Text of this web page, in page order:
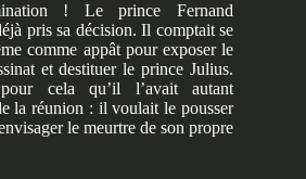
! Le prince Fernand
pris sa décision. Il comptait se
comme appât pour exposer le
et destituer le prince Julius.
cela qu’il l’avait autant
la réunion : il voulait le pousser
le meurtre de son propre